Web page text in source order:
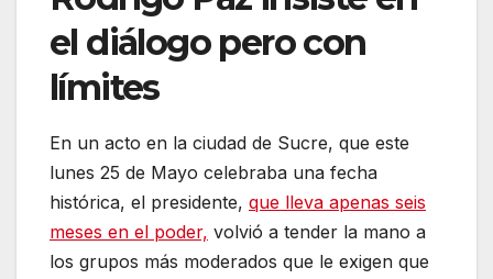
el diálogo pero con
límites
En un acto en la ciudad de Sucre, que este
lunes 25 de Mayo celebraba una fecha
histórica, el presidente, que lleva apenas seis
meses en el poder, volvió a tender la mano a
los grupos más moderados que le exigen que